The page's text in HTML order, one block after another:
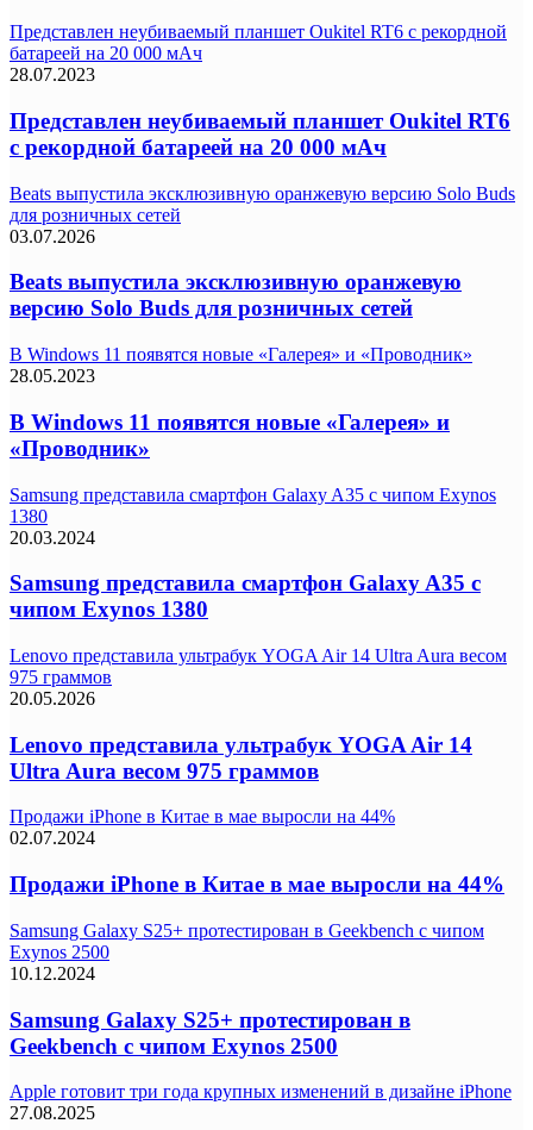
Представлен неубиваемый планшет Oukitel RT6 с рекордной
батареей на 20 000 мАч
28.07.2023
Представлен неубиваемый планшет Oukitel RT6
с рекордной батареей на 20 000 мАч
Beats выпустила эксклюзивную оранжевую версию Solo Buds
для розничных сетей
03.07.2026
Beats выпустила эксклюзивную оранжевую
версию Solo Buds для розничных сетей
В Windows 11 появятся новые «Галерея» и «Проводник»
28.05.2023
В Windows 11 появятся новые «Галерея» и
«Проводник»
Samsung представила смартфон Galaxy A35 с чипом Exynos
1380
20.03.2024
Samsung представила смартфон Galaxy A35 с
чипом Exynos 1380
Lenovo представила ультрабук YOGA Air 14 Ultra Aura весом
975 граммов
20.05.2026
Lenovo представила ультрабук YOGA Air 14
Ultra Aura весом 975 граммов
Продажи iPhone в Китае в мае выросли на 44%
02.07.2024
Продажи iPhone в Китае в мае выросли на 44%
Samsung Galaxy S25+ протестирован в Geekbench с чипом
Exynos 2500
10.12.2024
Samsung Galaxy S25+ протестирован в
Geekbench с чипом Exynos 2500
Apple готовит три года крупных изменений в дизайне iPhone
27.08.2025